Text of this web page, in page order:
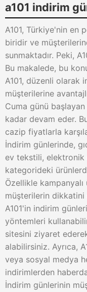
a101 indirim
A101, Türkiye'nin en
biridir ve
sunmaktadır. Peki,
Bu makalede, bu
A101, düzenli olarak
müşterilerine
Cuma günü
kadar devam eder.
cazip fiyatlarla
İndirim günlerinde,
ev tekstili,
kategorideki
Özellikle
müşterilerin dikkatini
A101'in indirim
yöntemleri
sitesini ziyaret
alabilirsiniz. Ayrıca,
veya sosyal medya
indirimlerden
İndirim günlerinin